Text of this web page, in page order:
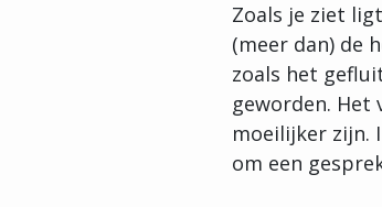
Zoals je ziet
(meer dan) de
zoals het
geworden. Het
moeilijker zijn.
om een